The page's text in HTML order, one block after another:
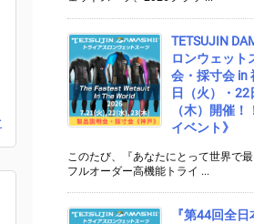
TETSUJIN
ロンウェット
会・採寸会 in
日（火）・22
（木）開催
イベント》
このたび、『あなたにとって世界で
フルオーダー高機能トライ ...
『第44回全